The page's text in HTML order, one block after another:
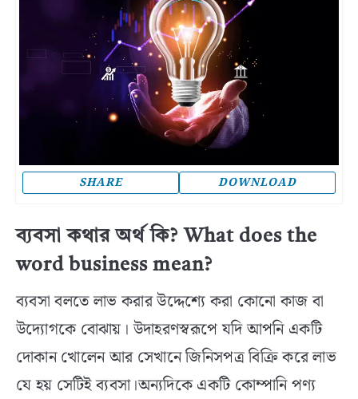
SHARE DOWNLOAD
ব্যবসা কথার অর্থ কি? What does the
word business mean?
ব্যবসা বলতে লাভ করার উদ্দেশ্যে করা কোনো কাজ বা
উদ্যোগকে বোঝায়। উদাহরণস্বরূপে যদি আপনি একটি
দোকান খোলেন আর সেখানে জিনিসপত্র বিক্রি করে লাভ
যে হয় সেটিই ব্যবসা।অন্যদিকে একটি কোম্পানি পণ্য